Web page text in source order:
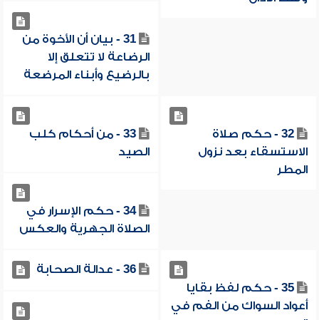
31 - بيان أن الأخوة من
الرضاعة لا تتعلق إلا
بالرضيع وأبناء المرضعة
32 - حكم صلاة
الاستسقاء بعد نزول
المطر
33 - من أحكام كلب
الصيد
34 - حكم الإسرار في
الصلاة الجهرية والعكس
35 - حكم لفظ بقايا
أعواد السواك من الفم في
36 - عدالة الصحابة